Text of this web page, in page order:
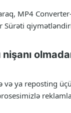
MP4
nişanı
və ya reposting